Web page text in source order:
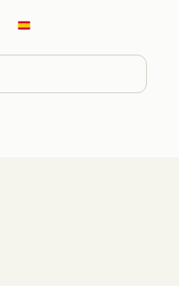
Change country